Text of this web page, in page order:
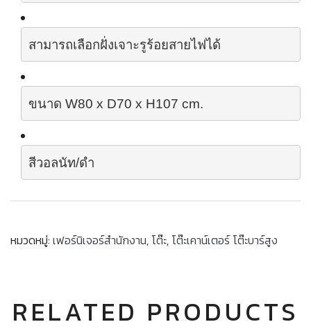
สามารถเลือกฝั่งเจาะรูร้อยสายไฟได้
ขนาด W80 x D70 x H107 cm.
สีวอลนัท/ดำ
หมวดหมู่: เฟอร์นิเจอร์สำนักงาน, โต๊ะ, โต๊ะเคาน์เตอร์ โต๊ะบาร์สูง
RELATED PRODUCTS